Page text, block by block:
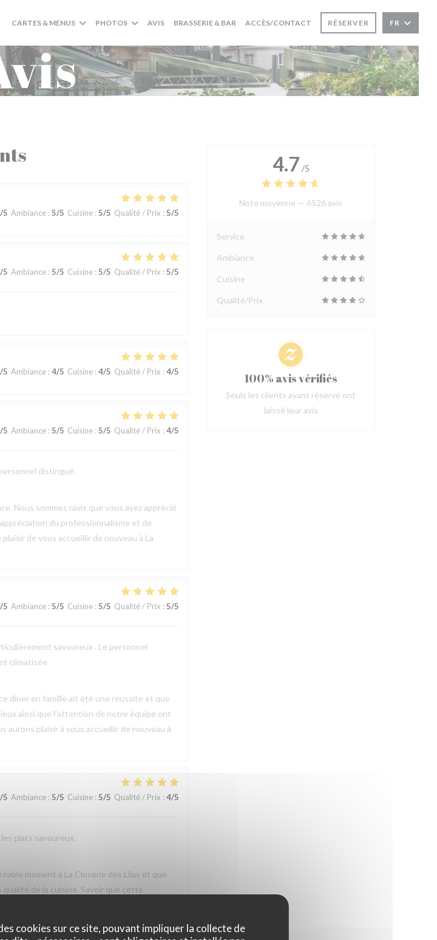
cookies sur ce site, pouvant impliquer la collecte de
CARTES & MENUS PHOTOS AVIS BRASSERIE & BAR ACCÈS/CONTACT RÉSERVER FR
/5 Ambiance: 5/5 Cuisine: 5/5 Qualité / Prix : 5/5
/5 Ambiance: 5/5 Cuisine: 5/5 Qualité / Prix : 5/5
/5 Ambiance: 4/5 Cuisine: 4/5 Qualité / Prix : 4/5
/5 Ambiance: 5/5 Cuisine: 5/5 Qualité / Prix : 4/5
distingué.
Nous sommes ravis que vous ayez apprécié
du professionnalisme et de
de vous accueillir de nouveau à La
/5 Ambiance: 5/5 Cuisine: 5/5 Qualité / Prix : 5/5
savoureux . Le personnel
climatisée
dîner en famille ait été une réussite et que
ainsi que l’attention de notre équipe ont
plaisir à vous accueillir de nouveau à
/5 Ambiance: 5/5 Cuisine: 5/5 Qualité / Prix : 4/5
plats savoureux.
moment à La Closerie des Lilas et que
de la cuisine. Savoir que cette
heureux de vous accueillir de nouveau à La
4.7 /5
Note moyenne — 6526 avis
Service
Ambiance
Cuisine
Qualité/Prix
100% avis vérifiés
Seuls les clients ayant réservé ont
laissé leur avis